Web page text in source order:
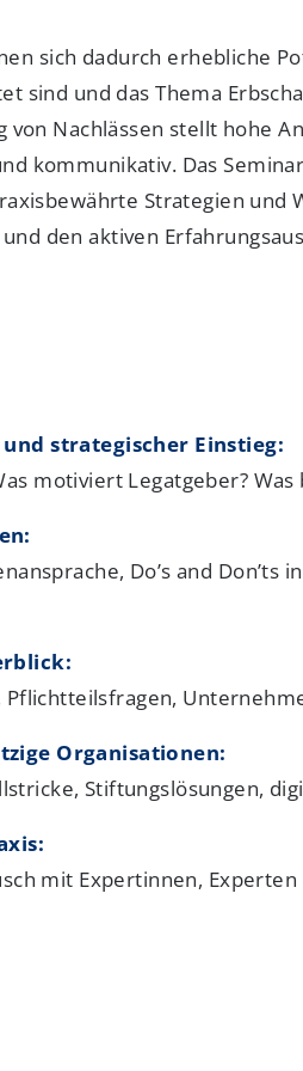
sich dadurch erhebliche
sind und das Thema
von Nachlässen stellt hohe
kommunikativ. Das
Strategien und
den aktiven
strategischer Einstieg:
motiviert Legatgeber?
Do’s and Don’ts
Organisationen:
Stiftungslösungen,
mit Expertinnen,